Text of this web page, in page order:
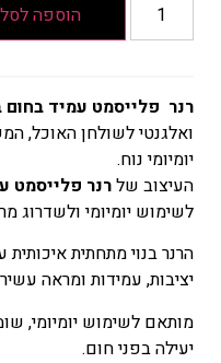
הוספה לסל
רנר פלייסמט עמיד בחום
ואלגנטי לשולחן האוכל,
יומיומי נוח.
העיצוב שלרנר פלייסמט
לשימוש יומיומי ולשדרוג
הרנר בנוי מתחתית
יציבות, עמידות ומראה
מותאם לשימוש יומיומי,
יעילה בפני חום.